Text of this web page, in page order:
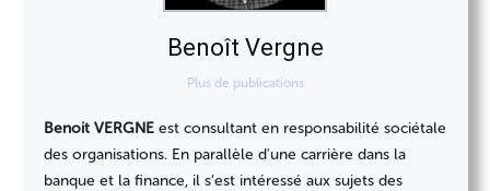
Benoît Vergne
Plus de publications
Benoit VERGNE est consultant en responsabilité sociétale
des organisations. En parallèle d'une carrière dans la
banque et la finance, il s’est intéressé aux sujets des